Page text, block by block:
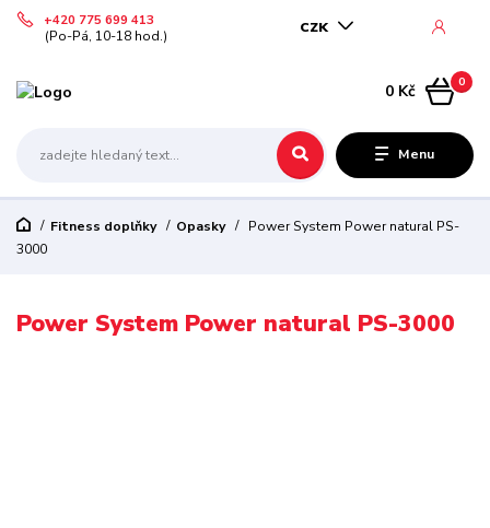
Menu
CZK
+420 775 699 413
(Po-Pá, 10-18 hod.)
0
0 Kč
Fitness doplňky Opasky
Power System Power natural PS-
3000
Power System Power natural PS-3000